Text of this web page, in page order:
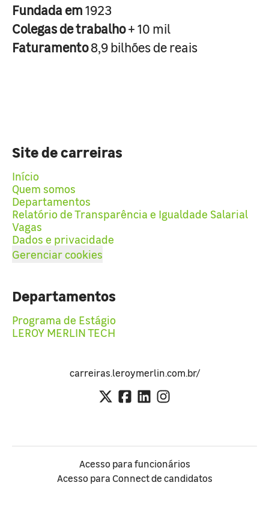
Fundada em1923
Colegas de trabalho+ 10 mil
Faturamento8,9 bilhões de reais
Site de carreiras
Início
Quem somos
Departamentos
Relatório de Transparência e Igualdade Salarial
Vagas
Dados e privacidade
Gerenciar cookies
Departamentos
Programa de Estágio
LEROY MERLIN TECH
carreiras.leroymerlin.com.br/
Acesso para funcionários
Acesso para Connect de candidatos